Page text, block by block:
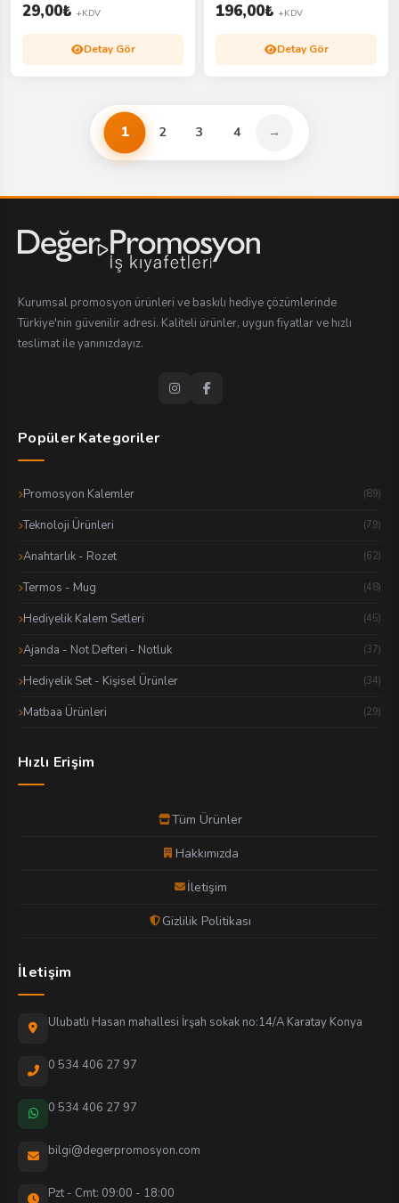
29,00₺ +KDV
Detay Gör
196,00₺ +KDV
Detay Gör
1 2 3 4 →
Kurumsal promosyon ürünleri ve baskılı hediye çözümlerinde
Türkiye'nin güvenilir adresi. Kaliteli ürünler, uygun fiyatlar ve hızlı
teslimat ile yanınızdayız.
Popüler Kategoriler
Promosyon Kalemler (89)
Teknoloji Ürünleri (79)
Anahtarlık - Rozet (62)
Termos - Mug (48)
Hediyelik Kalem Setleri (45)
Ajanda - Not Defteri - Notluk (37)
Hediyelik Set - Kişisel Ürünler (34)
Matbaa Ürünleri (29)
Hızlı Erişim
Tüm Ürünler
Hakkımızda
İletişim
Gizlilik Politikası
İletişim
Ulubatlı Hasan mahallesi İrşah sokak no:14/A Karatay Konya
0 534 406 27 97
0 534 406 27 97
bilgi@degerpromosyon.com
Pzt - Cmt: 09:00 - 18:00